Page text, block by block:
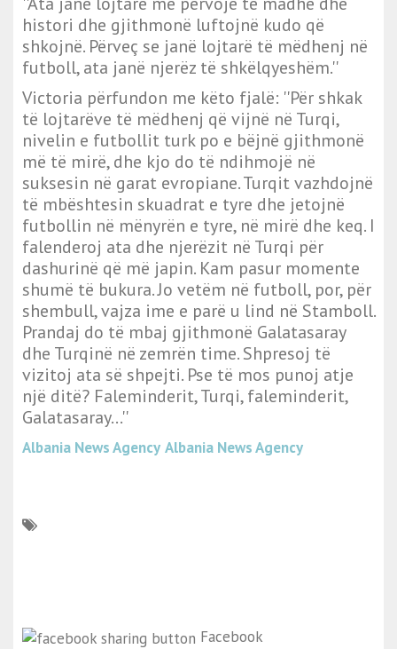
histori dhe gjithmonë luftojnë kudo që
shkojnë. Përveç se janë lojtarë të mëdhenj në
futboll, ata janë njerëz të shkëlqyeshëm.''
Victoria përfundon me këto fjalë: ''Për shkak
të lojtarëve të mëdhenj që vijnë në Turqi,
nivelin e futbollit turk po e bëjnë gjithmonë
më të mirë, dhe kjo do të ndihmojë në
suksesin në garat evropiane. Turqit vazhdojnë
të mbështesin skuadrat e tyre dhe jetojnë
futbollin në mënyrën e tyre, në mirë dhe keq. I
falenderoj ata dhe njerëzit në Turqi për
dashurinë që më japin. Kam pasur momente
shumë të bukura. Jo vetëm në futboll, por, për
shembull, vajza ime e parë u lind në Stamboll.
Prandaj do të mbaj gjithmonë Galatasaray
dhe Turqinë në zemrën time. Shpresoj të
vizitoj ata së shpejti. Pse të mos punoj atje
një ditë? Faleminderit, Turqi, faleminderit,
Galatasaray...''
Albania News Agency Albania News Agency
Facebook